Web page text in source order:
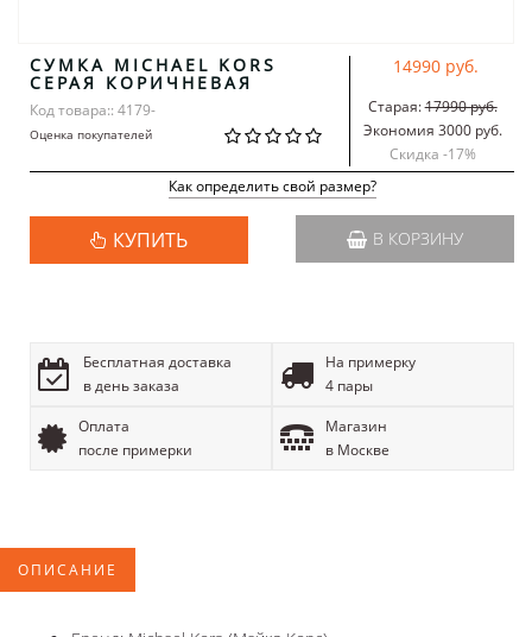
СУМКА MICHAEL KORS
СЕРАЯ КОРИЧНЕВАЯ
Код товара:: 4179-
Оценка покупателей
14990 руб.
Старая:17990 руб.
Экономия 3000 руб.
Скидка -17%
Как определить свой размер?
КУПИТЬ В КОРЗИНУ
Бесплатная доставка
в день заказа
На примерку
4 пары
Оплата
после примерки
Магазин
в Москве
ОПИСАНИЕ